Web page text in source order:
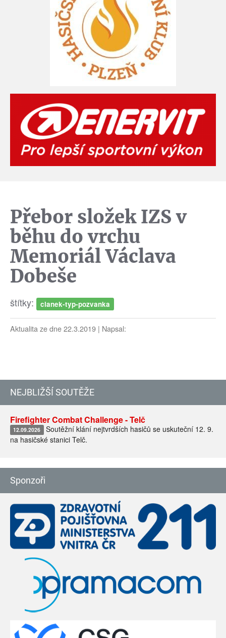
Přebor složek IZS v
běhu do vrchu
Memoriál Václava
Dobeše
štítky: clanek-typ-pozvanka
Aktualita ze dne 22.3.2019 | Napsal:
NEJBLIŽŠÍ SOUTĚŽE
Firefighter Combat Challenge - Telč
12.09.2026 Soutěžní klání nejtvrdších hasičů se uskuteční 12. 9.
na hasičské stanici Telč.
Sponzoři